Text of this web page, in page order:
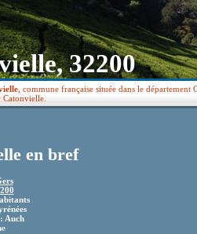
32200
, commune française située dans le
Catonvielle.
en bref
Auch